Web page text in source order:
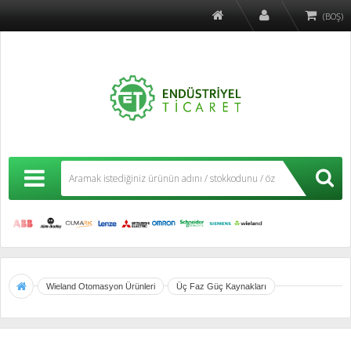
(BOŞ)
Wieland Otomasyon Ürünleri Üç Faz Güç Kaynakları